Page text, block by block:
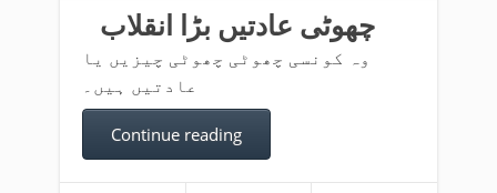
چھوٹی عادتیں بڑا انقلاب
وہ کونسی چھوٹی چھوٹی چیزیں یا
عادتیں ہیں۔
Continue reading